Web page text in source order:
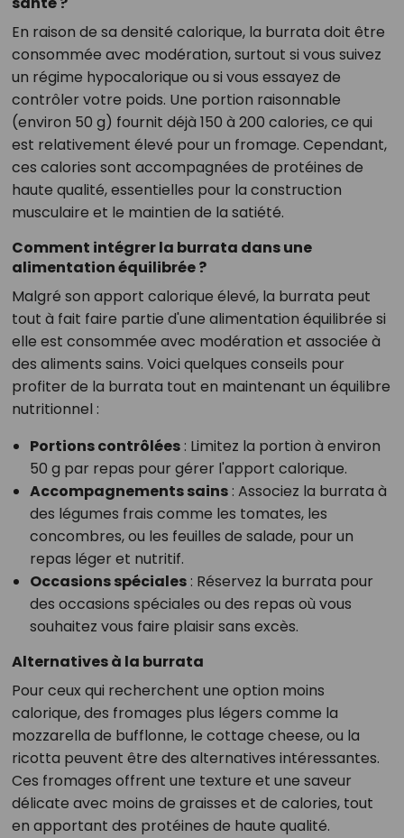
En raison de sa densité calorique, la burrata doit être
consommée avec modération, surtout si vous suivez
un régime hypocalorique ou si vous essayez de
contrôler votre poids. Une portion raisonnable
(environ 50 g) fournit déjà 150 à 200 calories, ce qui
est relativement élevé pour un fromage. Cependant,
ces calories sont accompagnées de protéines de
haute qualité, essentielles pour la construction
musculaire et le maintien de la satiété.
Comment intégrer la burrata dans une
alimentation équilibrée ?
Malgré son apport calorique élevé, la burrata peut
tout à fait faire partie d'une alimentation équilibrée si
elle est consommée avec modération et associée à
des aliments sains. Voici quelques conseils pour
profiter de la burrata tout en maintenant un équilibre
nutritionnel :
Portions contrôlées: Limitez la portion à environ
50 g par repas pour gérer l'apport calorique.
Accompagnements sains: Associez la burrata à
des légumes frais comme les tomates, les
concombres, ou les feuilles de salade, pour un
repas léger et nutritif.
Occasions spéciales: Réservez la burrata pour
des occasions spéciales ou des repas où vous
souhaitez vous faire plaisir sans excès.
Alternatives à la burrata
Pour ceux qui recherchent une option moins
calorique, des fromages plus légers comme la
mozzarella de bufflonne, le cottage cheese, ou la
ricotta peuvent être des alternatives intéressantes.
Ces fromages offrent une texture et une saveur
délicate avec moins de graisses et de calories, tout
en apportant des protéines de haute qualité.